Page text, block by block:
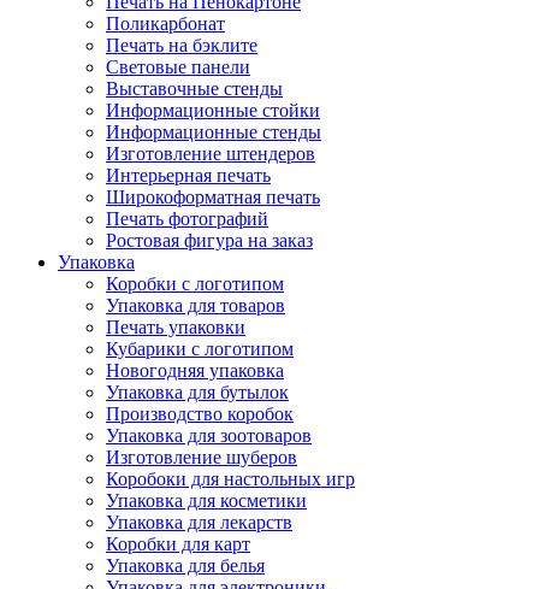
Поликарбонат
Печать на бэклите
Световые панели
Выставочные стенды
Информационные стойки
Информационные стенды
Изготовление штендеров
Интерьерная печать
Широкоформатная печать
Печать фотографий
Ростовая фигура на заказ
Упаковка
Коробки с логотипом
Упаковка для товаров
Печать упаковки
Кубарики с логотипом
Новогодняя упаковка
Упаковка для бутылок
Производство коробок
Упаковка для зоотоваров
Изготовление шуберов
Коробоки для настольных игр
Упаковка для косметики
Упаковка для лекарств
Коробки для карт
Упаковка для белья